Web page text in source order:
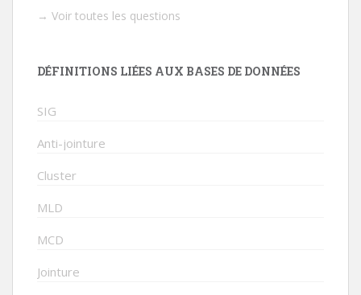
→ Voir toutes les questions
DÉFINITIONS LIÉES AUX BASES DE DONNÉES
SIG
Anti-jointure
Cluster
MLD
MCD
Jointure